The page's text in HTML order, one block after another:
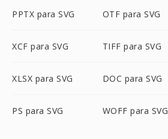
PPTX para SVG OTF para SVG
XCF para SVG TIFF para SVG
XLSX para SVG DOC para SVG
PS para SVG WOFF para SVG